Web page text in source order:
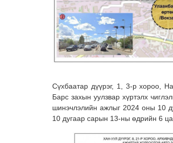
Сүхбаатар дүүрэг, 1, 3-р хороо,
Барс захын уулзвар хүртэлх
шинэчлэлийн ажлыг 2024 оны 10
10 дугаар сарын 13-ны өдрийн 6